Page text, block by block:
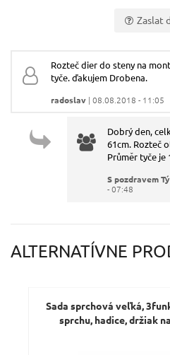
Zaslat
Dotaz:
Odeslat dotaz
Rozteč dier do steny na
tyče. ďakujem Drobena.
radoslav | 08.08.2018 - 11:05
Dobrý den,
61cm. Rozteč
Průměr tyče je
S pozdravem
- 07:48
ALTERNATÍVNE
Sada sprchová veľká,
sprchu, hadice, držiak